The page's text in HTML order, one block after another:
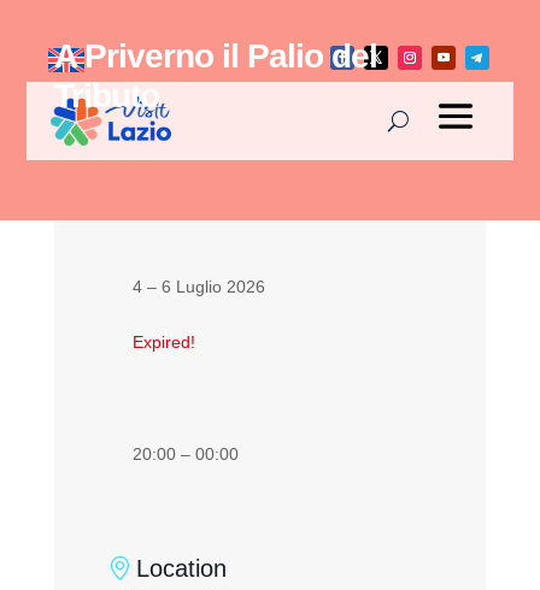
A Priverno il Palio del
Tributo
4 – 6 Luglio 2026
Expired!
20:00 – 00:00
Location